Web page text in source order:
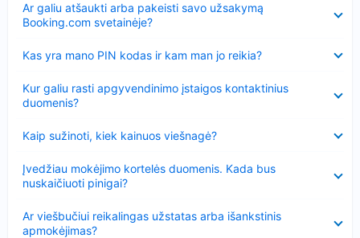
Ar galiu atšaukti arba pakeisti savo užsakymą
Booking.com svetainėje?
Kas yra mano PIN kodas ir kam man jo reikia?
Kur galiu rasti apgyvendinimo įstaigos kontaktinius
duomenis?
Kaip sužinoti, kiek kainuos viešnagė?
Įvedžiau mokėjimo kortelės duomenis. Kada bus
nuskaičiuoti pinigai?
Ar viešbučiui reikalingas užstatas arba išankstinis
apmokėjimas?